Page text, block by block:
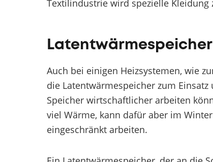
Textilindustrie wird spezielle
Latentwärmespeicher
Auch bei einigen Heizsystemen, wie
die Latentwärmespeicher zum
Speicher wirtschaftlicher arbeiten
viel Wärme, kann dafür aber im
eingeschränkt arbeiten.